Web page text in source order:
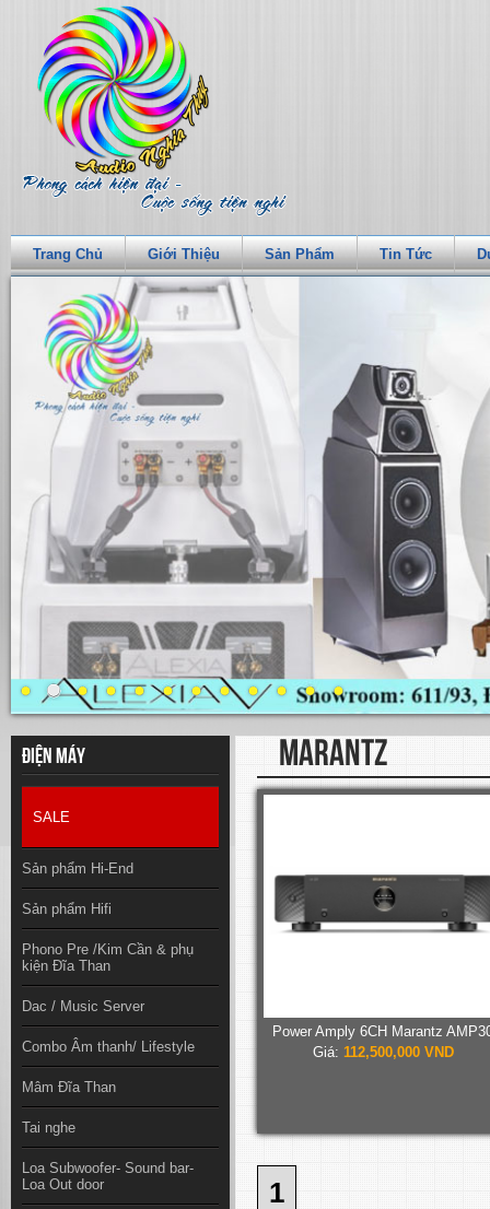
Trang Chủ Giới Thiệu Sản Phẩm Tin Tức
Điện máy
SALE
Sản phẩm Hi-End
Sản phẩm Hifi
Phono Pre /Kim Cần & phụ
kiện Đĩa Than
Dac / Music Server
Combo Âm thanh/ Lifestyle
Mâm Đĩa Than
Tai nghe
Loa Subwoofer- Sound bar-
Loa Out door
MARANTZ
Power Amply 6CH Marantz
Giá: 112,500,000 VND
1